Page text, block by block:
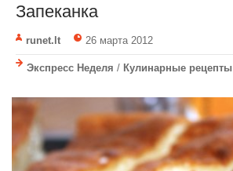
Запеканка
runet.lt 26 марта 2012
Экспресс Неделя / Кулинарные рецепты